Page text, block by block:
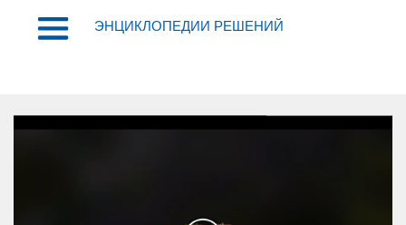
ЭНЦИКЛОПЕДИИ РЕШЕНИЙ